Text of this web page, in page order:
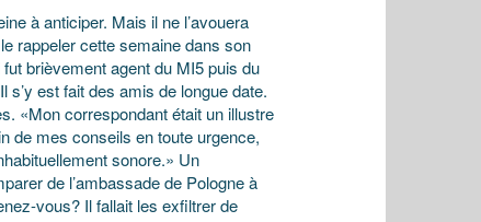
à anticiper. Mais il ne l’avouera
rappeler cette semaine dans son
brièvement agent du MI5 puis du
s’y est fait des amis de longue date.
«Mon correspondant était un illustre
de mes conseils en toute urgence,
sonore.» Un
de l’ambassade de Pologne à
vous? Il fallait les exfiltrer de